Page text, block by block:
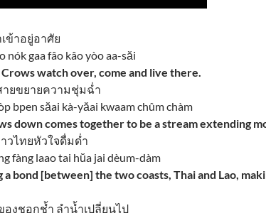
ข้าอยู่อาศัย
nók gaa fâo kâo yòo aa-săi
watch over, come and live there.
ยขยายความชุ่มฉ่ำ
bpen săai kà-yăai kwaam chûm chàm
down comes together to be a stream extending
วไทยหัวใจดื่มด่ำ
fàng laao tai hŭa jai dèum-dàm
bond [between] the two coasts, Thai and Lao,
งชอกช้ำ ลำน้ำเปลี่ยนไป